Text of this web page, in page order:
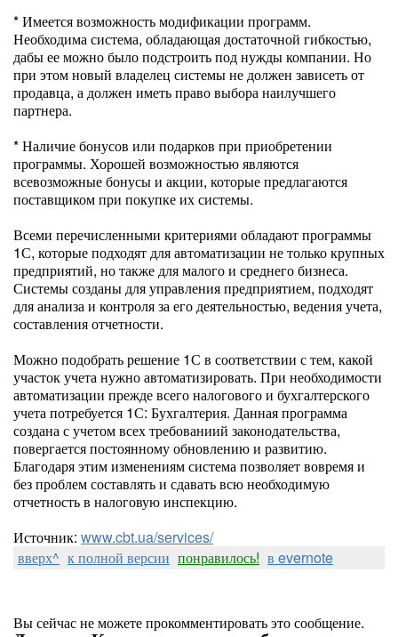
* Имеется возможность модификации программ.
Необходима система, обладающая достаточной гибкостью,
дабы ее можно было подстроить под нужды компании. Но
при этом новый владелец системы не должен зависеть от
продавца, а должен иметь право выбора наилучшего
партнера.
* Наличие бонусов или подарков при приобретении
программы. Хорошей возможностью являются
всевозможные бонусы и акции, которые предлагаются
поставщиком при покупке их системы.
Всеми перечисленными критериями обладают программы
1С, которые подходят для автоматизации не только крупных
предприятий, но также для малого и среднего бизнеса.
Системы созданы для управления предприятием, подходят
для анализа и контроля за его деятельностью, ведения учета,
составления отчетности.
Можно подобрать решение 1С в соответствии с тем, какой
участок учета нужно автоматизировать. При необходимости
автоматизации прежде всего налогового и бухгалтерского
учета потребуется 1С: Бухгалтерия. Данная программа
создана с учетом всех требованиий законодательства,
повергается постоянному обновлению и развитию.
Благодаря этим изменениям система позволяет вовремя и
без проблем составлять и сдавать всю необходимую
отчетность в налоговую инспекцию.
Источник: www.cbt.ua/services/
вверх^ к полной версии понравилось! в evernote
Вы сейчас не можете прокомментировать это сообщение.